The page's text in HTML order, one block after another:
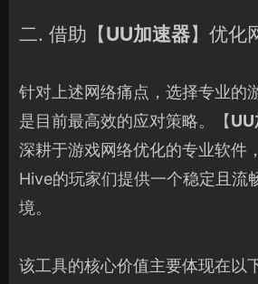
二. 借助【UU加速器】优化
针对上述网络痛点，选择专业的
是目前最高效的应对策略。【
深耕于游戏网络优化的专业软件
Hive的玩家们提供一个稳定且流
境。
该工具的核心价值主要体现在以